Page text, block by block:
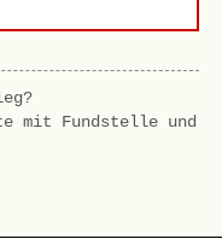
mit Fundstelle und